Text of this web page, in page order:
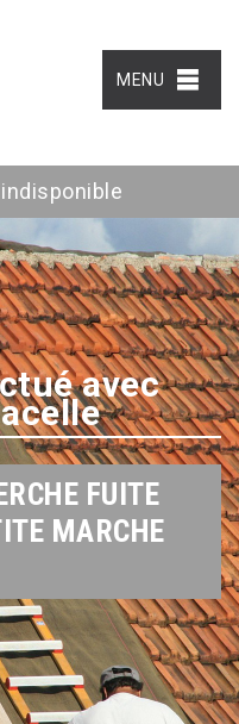
MENU
indisponible
avec
FUITE
MARCHE